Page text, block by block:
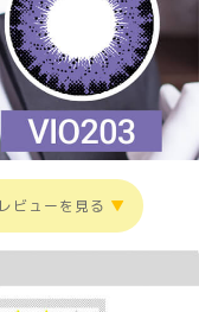
ビューを見る ▼